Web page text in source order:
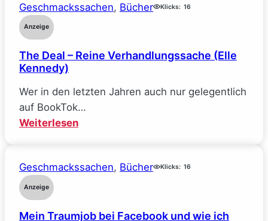
Geschmackssachen, Bücher Klicks: 16
Anzeige
The Deal – Reine Verhandlungssache (Elle
Kennedy)
Wer in den letzten Jahren auch nur gelegentlich
auf BookTok…
Weiterlesen:
–
(Elle
Geschmackssachen, Bücher Klicks: 16
Anzeige
Mein Traumjob bei Facebook und wie ich